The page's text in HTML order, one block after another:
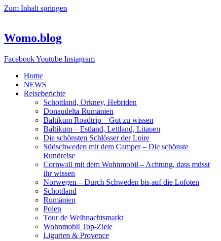
Zum Inhalt springen
Womo.blog
FacebookYoutube Instagram
Home
NEWS
Reiseberichte
Schottland, Orkney, Hebriden
Donaudelta Rumänien
Baltikum Roadtrip – Gut zu wissen
Baltikum – Estland, Lettland, Litauen
Die schönsten Schlösser der Loire
Südschweden mit dem Camper – Die schönste
Rundreise
Cornwall mit dem Wohnmobil – Achtung, dass müsst
ihr wissen
Norwegen – Durch Schweden bis auf die Lofoten
Schottland
Rumänien
Polen
Tour de Weihnachtsmarkt
Wohnmobil Top-Ziele
Ligurien & Provence